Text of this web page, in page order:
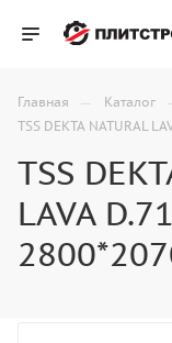
Главная — Каталог
TSS DEKTA NATURAL
TSS
LAVA